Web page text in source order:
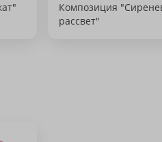
Композиция
рассвет"